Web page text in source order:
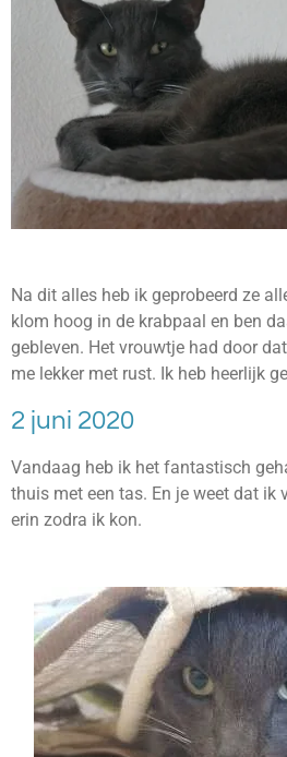
Na dit alles heb ik geprobeerd ze
klom hoog in de krabpaal en ben
gebleven. Het vrouwtje had door
me lekker met rust. Ik heb heerlijk
2 juni 2020
Vandaag heb ik het fantastisch
thuis met een tas. En je weet dat ik
erin zodra ik kon.